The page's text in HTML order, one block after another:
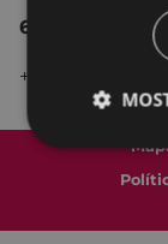
60 min.
+ 4 años.